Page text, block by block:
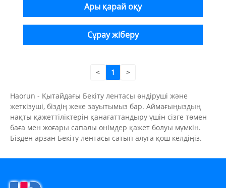
Ары қарай оқу
Сұрау жіберу
< 1 >
Haorun - Қытайдағы Бекіту лентасы өндіруші және
жеткізуші, біздің жеке зауытымыз бар. Аймағыңыздың
нақты қажеттіліктерін қанағаттандыру үшін сізге төмен
баға мен жоғары сапалы өнімдер қажет болуы мүмкін.
Бізден арзан Бекіту лентасы сатып алуға қош келдіңіз.